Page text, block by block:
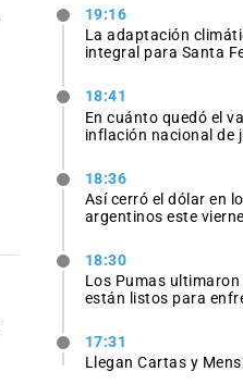
19:16
La adaptación
integral para Santa
18:41
En cuánto quedó el
inflación nacional de
18:36
Así cerró el dólar en
argentinos este
18:30
Los Pumas ultimaron
están listos para
17:31
Llegan Cartas y